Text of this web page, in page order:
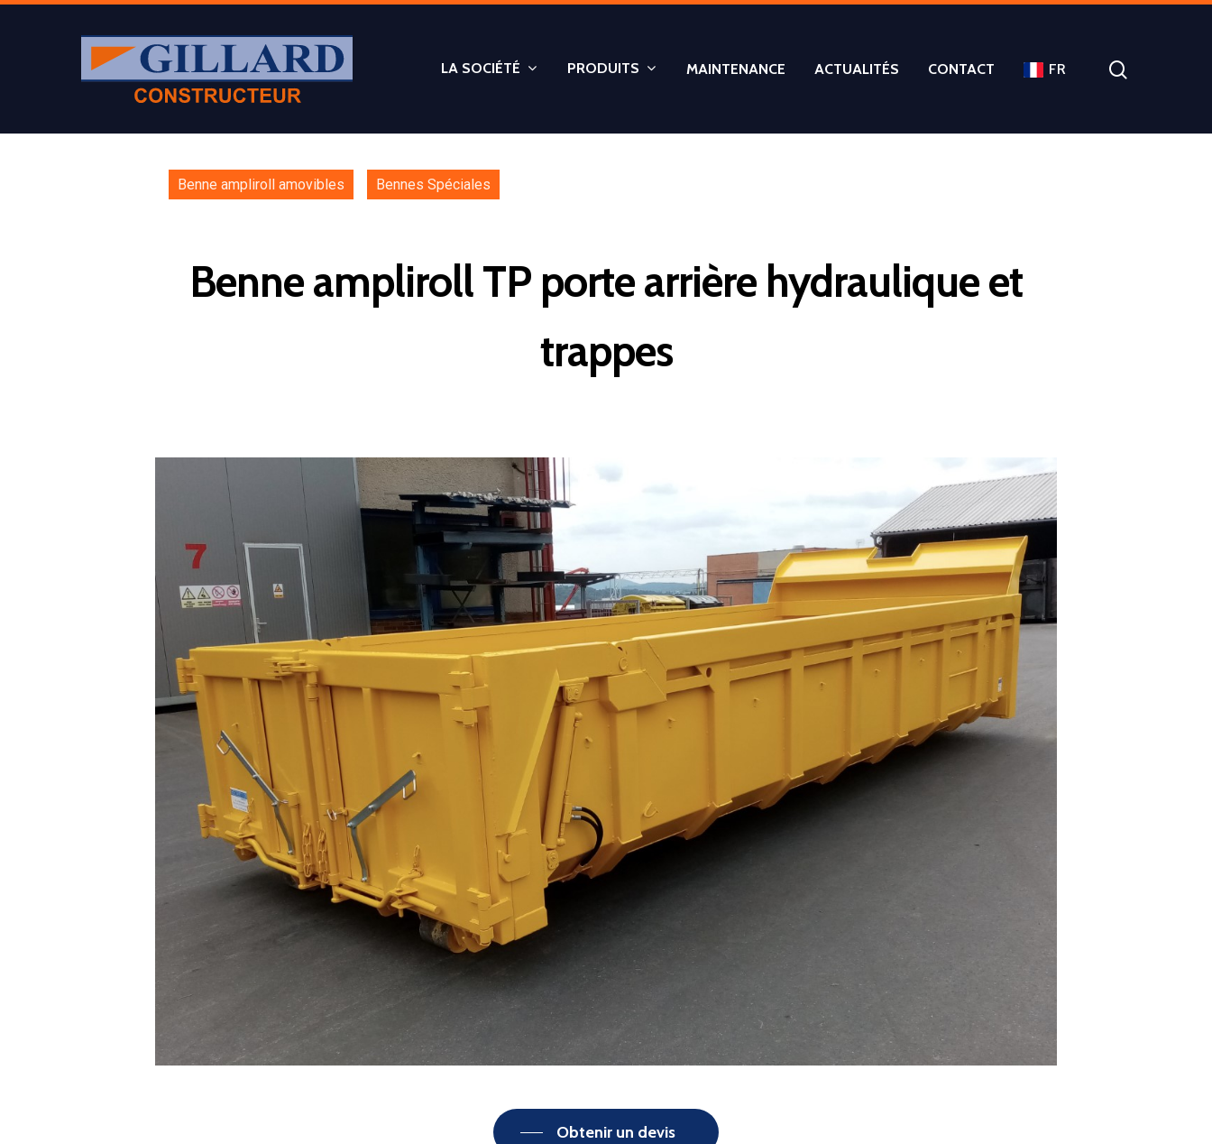
Appuyer sur Entrer ou ESC pour fermer
LA SOCIÉTÉ PRODUITS MAINTENANCE ACTUALITÉS CONTACT FR
Benne ampliroll amovibles Bennes Spéciales
Benne ampliroll TP porte arrière hydraulique et
trappes
Obtenir un devis